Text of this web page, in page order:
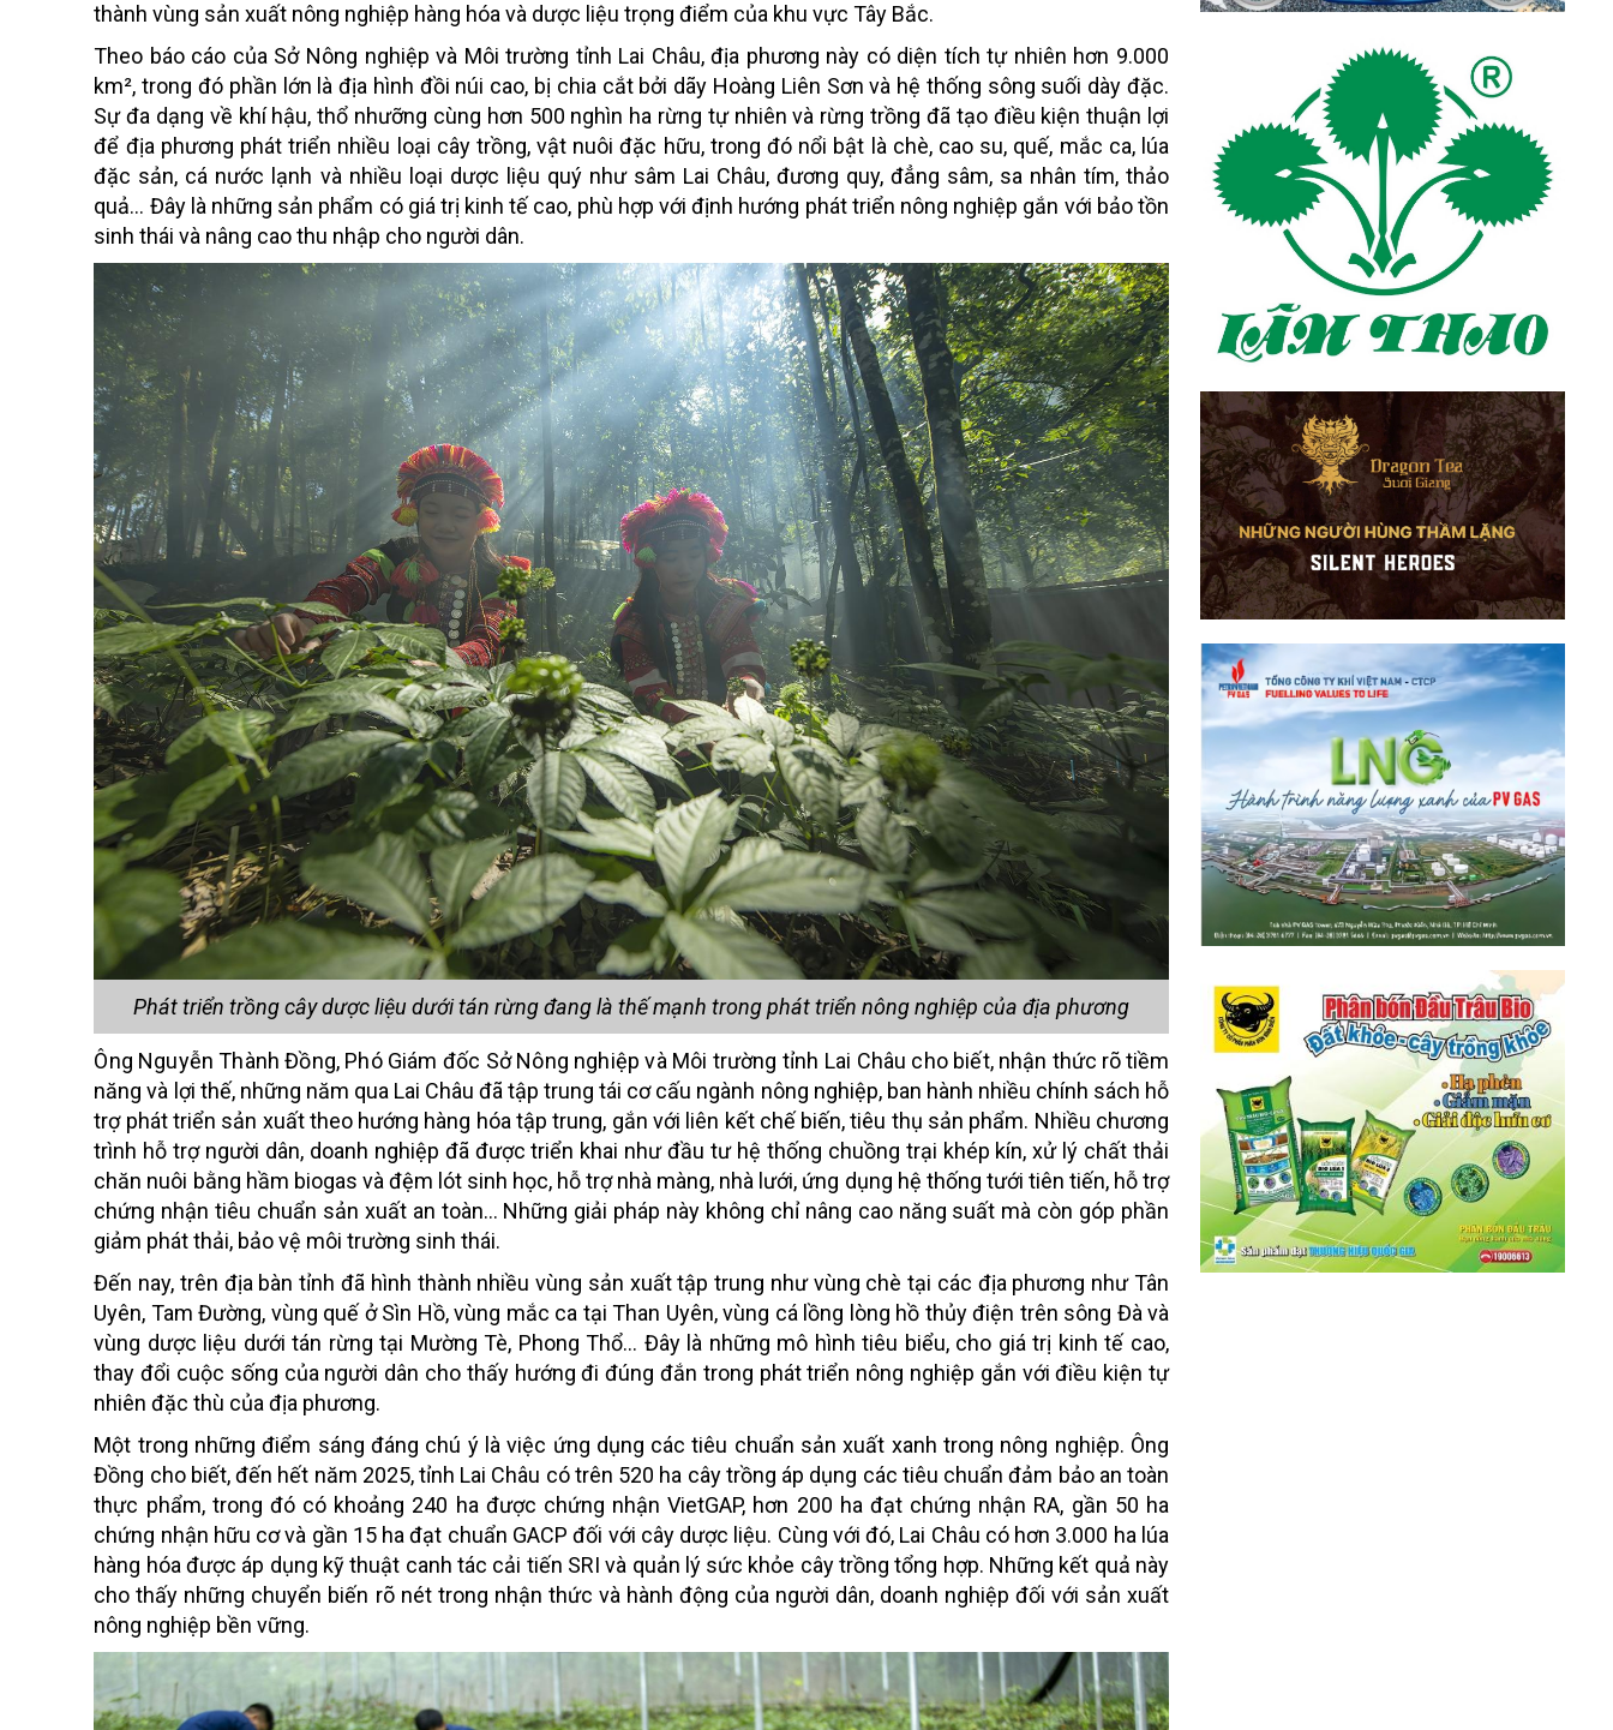
thành vùng sản xuất nông nghiệp hàng hóa và dược liệu trọng điểm của khu vực Tây Bắc.
Theo báo cáo của Sở Nông nghiệp và Môi trường tỉnh Lai Châu, địa phương này có diện tích tự nhiên hơn 9.000
km², trong đó phần lớn là địa hình đồi núi cao, bị chia cắt bởi dãy Hoàng Liên Sơn và hệ thống sông suối dày đặc.
Sự đa dạng về khí hậu, thổ nhưỡng cùng hơn 500 nghìn ha rừng tự nhiên và rừng trồng đã tạo điều kiện thuận lợi
để địa phương phát triển nhiều loại cây trồng, vật nuôi đặc hữu, trong đó nổi bật là chè, cao su, quế, mắc ca, lúa
đặc sản, cá nước lạnh và nhiều loại dược liệu quý như sâm Lai Châu, đương quy, đẳng sâm, sa nhân tím, thảo
quả... Đây là những sản phẩm có giá trị kinh tế cao, phù hợp với định hướng phát triển nông nghiệp gắn với bảo tồn
sinh thái và nâng cao thu nhập cho người dân.
Phát triển trồng cây dược liệu dưới tán rừng đang là thế mạnh trong phát triển nông nghiệp của địa phương
Ông Nguyễn Thành Đồng, Phó Giám đốc Sở Nông nghiệp và Môi trường tỉnh Lai Châu cho biết, nhận thức rõ tiềm
năng và lợi thế, những năm qua Lai Châu đã tập trung tái cơ cấu ngành nông nghiệp, ban hành nhiều chính sách hỗ
trợ phát triển sản xuất theo hướng hàng hóa tập trung, gắn với liên kết chế biến, tiêu thụ sản phẩm. Nhiều chương
trình hỗ trợ người dân, doanh nghiệp đã được triển khai như đầu tư hệ thống chuồng trại khép kín, xử lý chất thải
chăn nuôi bằng hầm biogas và đệm lót sinh học, hỗ trợ nhà màng, nhà lưới, ứng dụng hệ thống tưới tiên tiến, hỗ trợ
chứng nhận tiêu chuẩn sản xuất an toàn… Những giải pháp này không chỉ nâng cao năng suất mà còn góp phần
giảm phát thải, bảo vệ môi trường sinh thái.
Đến nay, trên địa bàn tỉnh đã hình thành nhiều vùng sản xuất tập trung như vùng chè tại các địa phương như Tân
Uyên, Tam Đường, vùng quế ở Sìn Hồ, vùng mắc ca tại Than Uyên, vùng cá lồng lòng hồ thủy điện trên sông Đà và
vùng dược liệu dưới tán rừng tại Mường Tè, Phong Thổ... Đây là những mô hình tiêu biểu, cho giá trị kinh tế cao,
thay đổi cuộc sống của người dân cho thấy hướng đi đúng đắn trong phát triển nông nghiệp gắn với điều kiện tự
nhiên đặc thù của địa phương.
Một trong những điểm sáng đáng chú ý là việc ứng dụng các tiêu chuẩn sản xuất xanh trong nông nghiệp. Ông
Đồng cho biết, đến hết năm 2025, tỉnh Lai Châu có trên 520 ha cây trồng áp dụng các tiêu chuẩn đảm bảo an toàn
thực phẩm, trong đó có khoảng 240 ha được chứng nhận VietGAP, hơn 200 ha đạt chứng nhận RA, gần 50 ha
chứng nhận hữu cơ và gần 15 ha đạt chuẩn GACP đối với cây dược liệu. Cùng với đó, Lai Châu có hơn 3.000 ha lúa
hàng hóa được áp dụng kỹ thuật canh tác cải tiến SRI và quản lý sức khỏe cây trồng tổng hợp. Những kết quả này
cho thấy những chuyển biến rõ nét trong nhận thức và hành động của người dân, doanh nghiệp đối với sản xuất
nông nghiệp bền vững.